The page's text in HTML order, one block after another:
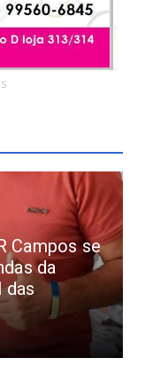
Campos se
da
das